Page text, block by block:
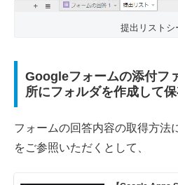
提出リストシ
Googleフォームの添付フ
所にフォルダを作成して
フォームの回答内容の取得方法
をご参照いただくとして、